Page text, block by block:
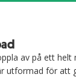
av på ett
utformad för att